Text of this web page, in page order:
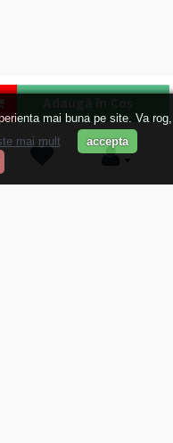
mai buna pe site. Va rog,
mai mult
accepta